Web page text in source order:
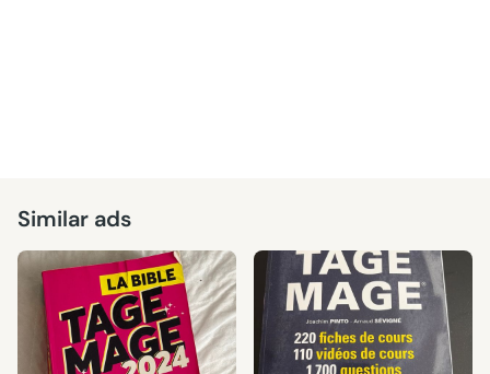
Similar ads